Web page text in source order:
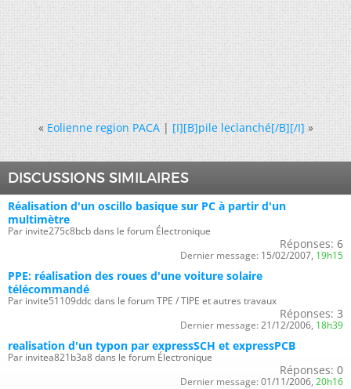
« Eolienne region PACA|[I][B]pile leclanché[/B][/I] »
DISCUSSIONS SIMILAIRES
Réalisation d'un oscillo basique sur PC à partir d'un
multimètre
Par invite275c8bcb dans le forum Électronique
Réponses: 6
Dernier message: 15/02/2007, 19h15
PPE: réalisation des roues d'une voiture solaire
télécommandé
Par invite51109ddc dans le forum TPE / TIPE et autres travaux
Réponses: 3
Dernier message: 21/12/2006, 18h39
realisation d'un typon par expressSCH et expressPCB
Par invitea821b3a8 dans le forum Électronique
Réponses: 0
Dernier message: 01/11/2006, 20h16